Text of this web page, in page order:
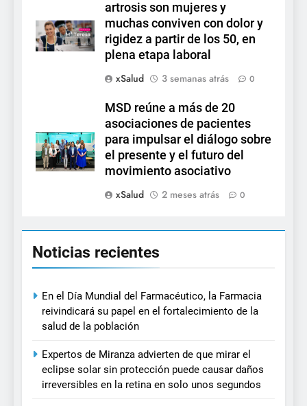
artrosis son mujeres y
muchas conviven con dolor y
rigidez a partir de los 50, en
plena etapa laboral
xSalud
3 semanas atrás 0
MSD reúne a más de 20
asociaciones de pacientes
para impulsar el diálogo sobre
el presente y el futuro del
movimiento asociativo
xSalud
2 meses atrás 0
Noticias recientes
En el Día Mundial del Farmacéutico, la Farmacia
reivindicará su papel en el fortalecimiento de la
salud de la población
Expertos de Miranza advierten de que mirar el
eclipse solar sin protección puede causar daños
irreversibles en la retina en solo unos segundos